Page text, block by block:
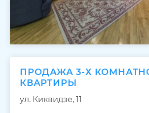
ПРОДАЖА 3-Х
КВАРТИРЫ
ул. Киквидзе, 11